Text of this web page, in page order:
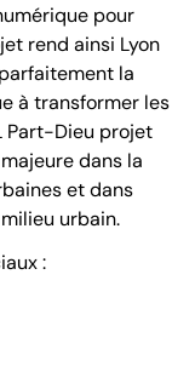
pour
rend ainsi Lyon
la
à transformer les
Part-Dieu projet
dans la
et dans
urbain.
: